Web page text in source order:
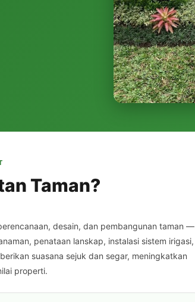
Taman?
desain, dan pembangunan taman —
penataan lanskap, instalasi sistem irigasi,
suasana sejuk dan segar, meningkatkan
properti.